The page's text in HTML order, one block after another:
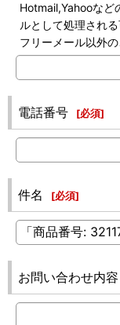
Hotmail,Yahooなど
ルとして処理され
フリーメール以外
電話番号 [必須]
件名 [必須]
お問い合わせ内容